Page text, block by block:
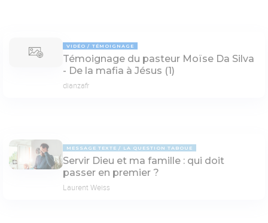
VIDÉO TÉMOIGNAGE
Témoignage du pasteur Moïse Da Silva
- De la mafia à Jésus (1)
dianzafr
MESSAGE TEXTE LA QUESTION TABOUE
Servir Dieu et ma famille : qui doit
passer en premier ?
Laurent Weiss